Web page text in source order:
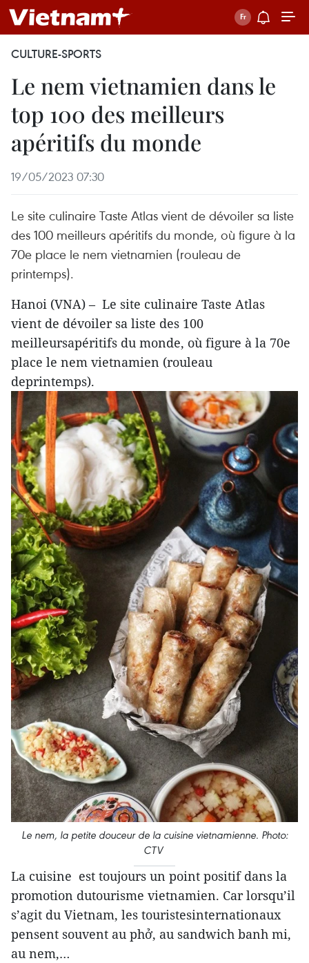
CULTURE-SPORTS
Le nem vietnamien dans le
top 100 des meilleurs
apéritifs du monde
19/05/2023 07:30
Le site culinaire Taste Atlas vient de dévoiler sa liste
des 100 meilleurs apéritifs du monde, où figure à la
70e place le nem vietnamien (rouleau de
printemps).
Hanoi (VNA) – Le site culinaire Taste Atlas
vient de dévoiler sa liste des 100
meilleursapéritifs du monde, où figure à la 70e
place le nem vietnamien (rouleau
deprintemps).
Le nem, la petite douceur de la cuisine vietnamienne. Photo:
CTV
La cuisine est toujours un point positif dans la
promotion dutourisme vietnamien. Car lorsqu’il
s’agit du Vietnam, les touristesinternationaux
pensent souvent au phở, au sandwich banh mi,
au nem,…